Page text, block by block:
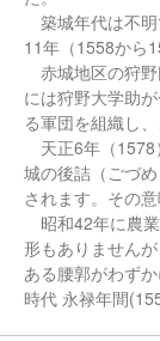
築城年代は不
11年（1558から
赤城地区の狩
には狩野大学助
る軍団を組織し
天正6年（1578
城の後詰（ごづ
されます。その
昭和42年に農
形もありません
ある腰郭がわず
時代 永禄年間